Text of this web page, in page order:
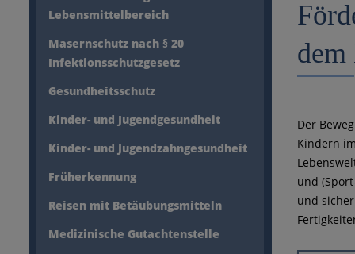
Sucheingabe
Lebensmittelbereich
Masernschutz nach § 20
Infektionsschutzgesetz
Gesundheitsschutz
Kinder- und Jugendgesundheit
Kinder- und Jugendzahngesundheit
Früherkennung
Reisen mit Betäubungsmitteln
Medizinische Gutachtenstelle
dem
Der
Kindern
und
und